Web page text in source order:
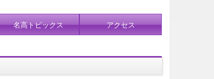
名高トピックス
アクセス